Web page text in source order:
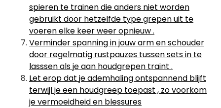
spieren te trainen die anders niet worden
gebruikt door hetzelfde type grepen uit te
voeren elke keer weer opnieuw .
Verminder spanning in jouw arm en schouder
door regelmatig rustpauzes tussen sets in te
lasssen als je aan houdgrepen traint .
Let erop dat je ademhaling ontspannend blijft
terwijl je een houdgreep toepast , zo voorkom
je vermoeidheid en blessures